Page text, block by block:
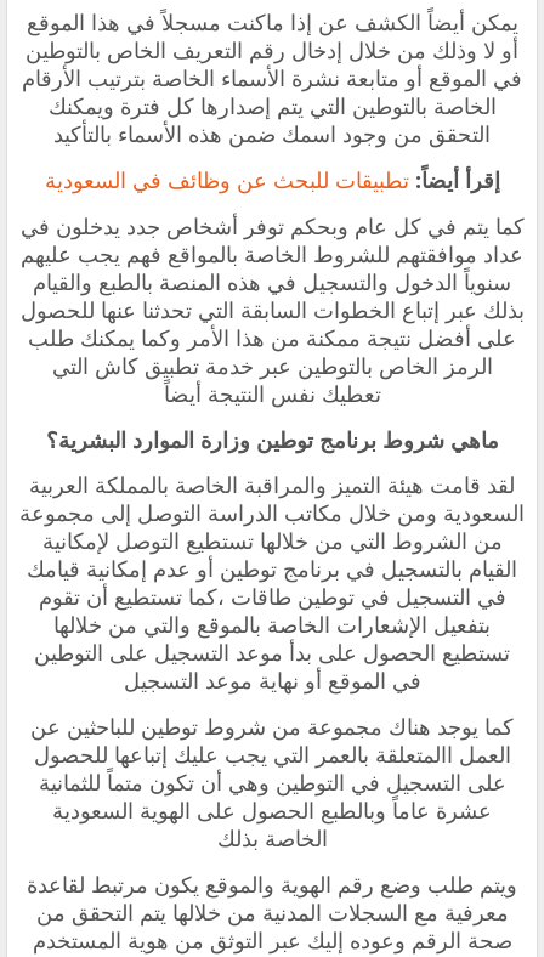
يمكن أيضاً الكشف عن إذا ماكنت مسجلاً في هذا الموقع
أو لا وذلك من خلال إدخال رقم التعريف الخاص بالتوطين
في الموقع أو متابعة نشرة الأسماء الخاصة بترتيب الأرقام
الخاصة بالتوطين التي يتم إصدارها كل فترة ويمكنك
التحقق من وجود اسمك ضمن هذه الأسماء بالتأكيد
إقرأ أيضاً:تطبيقات للبحث عن وظائف في السعودية
كما يتم في كل عام وبحكم توفر أشخاص جدد يدخلون في
عداد موافقتهم للشروط الخاصة بالمواقع فهم يجب عليهم
سنوياً الدخول والتسجيل في هذه المنصة بالطبع والقيام
بذلك عبر إتباع الخطوات السابقة التي تحدثنا عنها للحصول
على أفضل نتيجة ممكنة من هذا الأمر وكما يمكنك طلب
الرمز الخاص بالتوطين عبر خدمة تطبيق كاش التي
تعطيك نفس النتيجة أيضاً
ماهي شروط برنامج توطين وزارة الموارد البشرية؟
لقد قامت هيئة التميز والمراقبة الخاصة بالمملكة العربية
السعودية ومن خلال مكاتب الدراسة التوصل إلى مجموعة
من الشروط التي من خلالها تستطيع التوصل لإمكانية
القيام بالتسجيل في برنامج توطين أو عدم إمكانية قيامك
في التسجيل في توطين طاقات ،كما تستطيع أن تقوم
بتفعيل الإشعارات الخاصة بالموقع والتي من خلالها
تستطيع الحصول على بدأ موعد التسجيل على التوطين
في الموقع أو نهاية موعد التسجيل
كما يوجد هناك مجموعة من شروط توطين للباحثين عن
العمل االمتعلقة بالعمر التي يجب عليك إتباعها للحصول
على التسجيل في التوطين وهي أن تكون متماً للثمانية
عشرة عاماً وبالطبع الحصول على الهوية السعودية
الخاصة بذلك
ويتم طلب وضع رقم الهوية والموقع يكون مرتبط لقاعدة
معرفية مع السجلات المدنية من خلالها يتم التحقق من
صحة الرقم وعوده إليك عبر التوثق من هوية المستخدم